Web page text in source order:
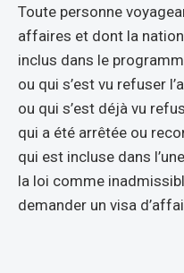
Toute personne
affaires et dont la
inclus dans le
ou qui s’est vu refuser
ou qui s’est déjà vu
qui a été arrêtée ou
qui est incluse dans
la loi comme
demander un visa